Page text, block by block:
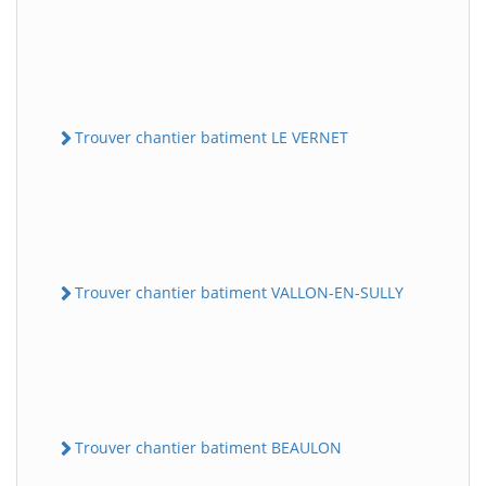
Trouver chantier batiment LE VERNET
Trouver chantier batiment VALLON-EN-SULLY
Trouver chantier batiment BEAULON